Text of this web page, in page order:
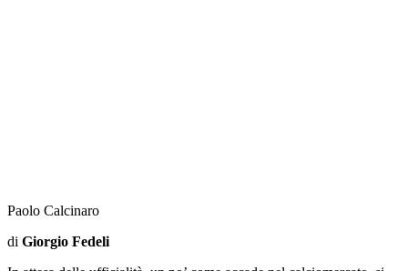
Paolo Calcinaro
di Giorgio Fedeli